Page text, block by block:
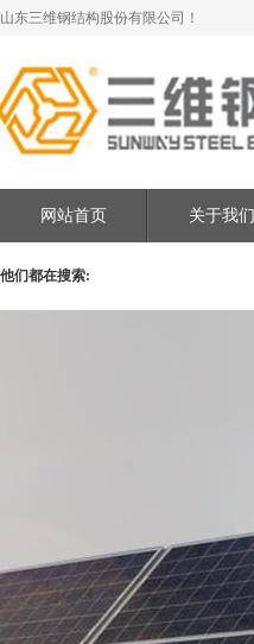
山东三维钢结构股份有限公司！
网站首页 关于我们
他们都在搜索: